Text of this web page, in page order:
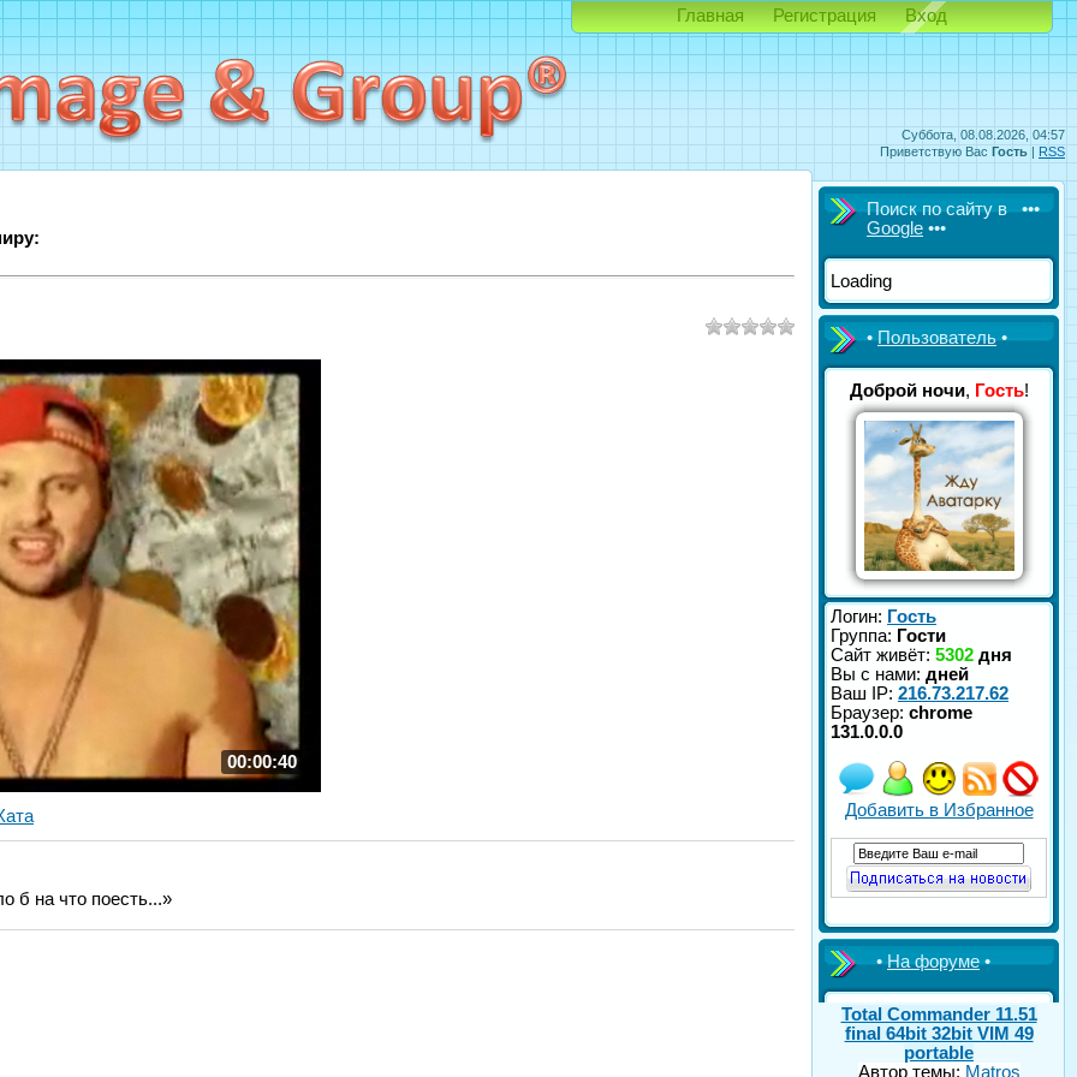
Суббота, 08.08.2026, 04:57
Приветствую Вас Гость | RSS
Главная Регистрация Вход
00:00:40
б на что поесть...»
Поиск по сайту в •••
Google •••
Loading
•Пользователь•
Доброй ночи, Гость!
Логин: Гость
Группа: Гости
Сайт живёт: 5302 дня
Вы с нами: дней
Ваш IP: 216.73.217.62
Браузер: chrome
131.0.0.0
Добавить в Избранное
•На форуме•
Total Commander 11.51
final 64bit 32bit VIM 49
portable
Автор темы: Matros